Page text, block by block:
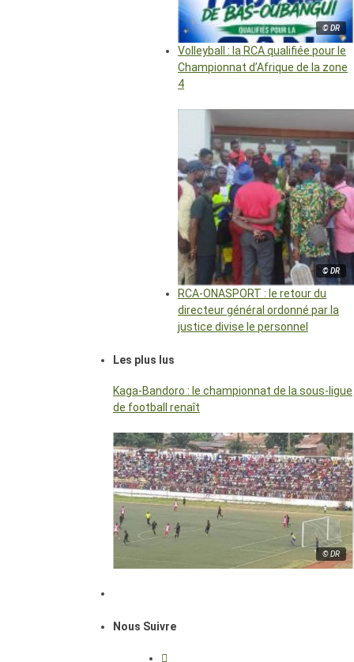
© DR
Volleyball : la RCA qualifiée pour le
Championnat d’Afrique de la zone
4
© DR
RCA-ONASPORT : le retour du
directeur général ordonné par la
justice divise le personnel
Les plus lus
Kaga-Bandoro : le championnat de la sous-ligue
de football renaît
© DR
Nous Suivre